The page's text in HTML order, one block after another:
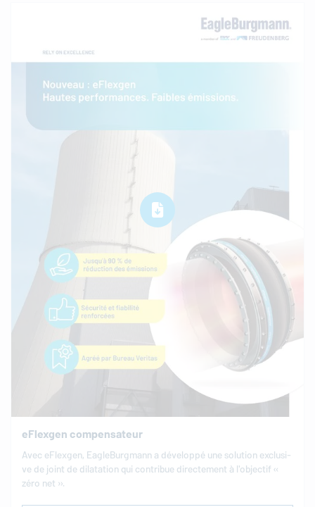
eFlexgen compensateur
Avec eFlexgen, EagleBurgmanna dé­ve­loppé une solution ex­clu­si­
ve de joint de di­lata­ti­on qui cont­ri­bue di­rec­te­ment à l'ob­jec­tif «
zéro net ».